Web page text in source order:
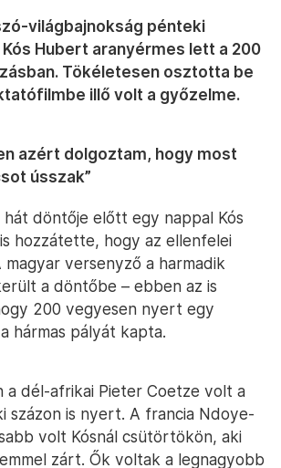
világbajnokság pénteki
Hubert aranyérmes lett a 200
Tökéletesen osztotta be
illő volt a győzelme.
azért dolgoztam, hogy most
ússzak”
döntője előtt egy nappal Kós
hozzátette, hogy az ellenfelei
versenyző a harmadik
a döntőbe – ebben az is
200 vegyesen nyert egy
hármas pályát kapta.
a dél-afrikai Pieter Coetze volt a
százon is nyert. A francia Ndoye-
volt Kósnál csütörtökön, aki
zárt. Ők voltak a legnagyobb